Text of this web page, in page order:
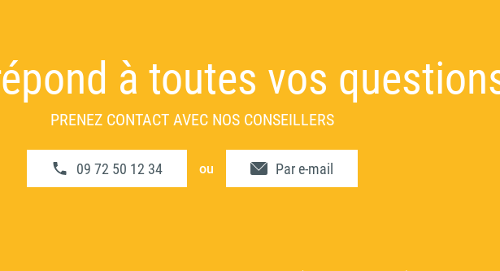
à toutes vos
PRENEZ CONTACT AVEC NOS CONSEILLERS
09 72 50 12 34 ou Par e-mail